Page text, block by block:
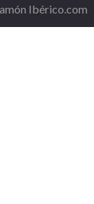
Ibérico.com